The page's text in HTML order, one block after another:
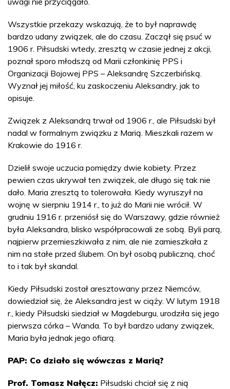
Wszystkie przekazy wskazują, że to był naprawdę
bardzo udany związek, ale do czasu. Zaczął się psuć w
1906 r. Piłsudski wtedy, zresztą w czasie jednej z akcji,
poznał sporo młodszą od Marii członkinię PPS i
Organizacji Bojowej PPS – Aleksandrę Szczerbińską.
Wyznał jej miłość, ku zaskoczeniu Aleksandry, jak to
opisuje.
Związek z Aleksandrą trwał od 1906 r., ale Piłsudski był
nadal w formalnym związku z Marią. Mieszkali razem w
Krakowie do 1916 r.
Dzielił swoje uczucia pomiędzy dwie kobiety. Przez
pewien czas ukrywał ten związek, ale długo się tak nie
dało. Maria zresztą to tolerowała. Kiedy wyruszył na
wojnę w sierpniu 1914 r., to już do Marii nie wrócił. W
grudniu 1916 r. przeniósł się do Warszawy, gdzie również
była Aleksandra, blisko współpracowali ze sobą. Byli parą,
najpierw przemieszkiwała z nim, ale nie zamieszkała z
nim na stałe przed ślubem. On był osobą publiczną, choć
to i tak był skandal.
Kiedy Piłsudski został aresztowany przez Niemców,
dowiedział się, że Aleksandra jest w ciąży. W lutym 1918
r., kiedy Piłsudski siedział w Magdeburgu, urodziła się jego
pierwsza córka – Wanda. To był bardzo udany związek,
Maria była jednak jego ofiarą.
PAP: Co działo się wówczas z Marią?
Prof. Tomasz Nałęcz: Piłsudski chciał się z nią